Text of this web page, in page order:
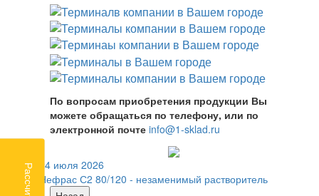
По вопросам приобретения продукции Вы
можете обращаться по телефону, или по
электронной почте info@1-sklad.ru
24 июля 2026
Нефрас С2 80/120 - незаменимый растворитель